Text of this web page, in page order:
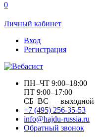
0
Личный кабинет
Вход
Регистрация
ПН–ЧТ 9:00–18:00
ПТ 9:00–17:00
СБ–ВС — выходной
+7 (495) 256-35-53
info@hajdu-russia.ru
Обратный звонок